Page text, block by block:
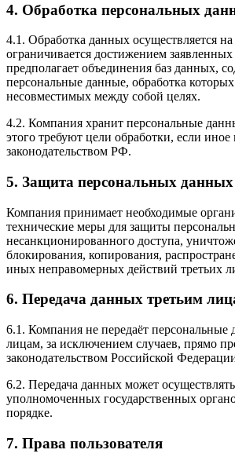
4. Обработка персональных
4.1. Обработка данных осуществляется
ограничивается достижением
предполагает объединения баз данных,
персональные данные, обработка которых
несовместимых между собой целях.
4.2. Компания хранит персональные
этого требуют цели обработки, если
законодательством РФ.
5. Защита персональных данных
Компания принимает необходимые
технические меры для защиты
несанкционированного доступа,
блокирования, копирования,
иных неправомерных действий третьих
6. Передача данных третьим
6.1. Компания не передаёт персональные
лицам, за исключением случаев, прямо
законодательством Российской
6.2. Передача данных может
уполномоченных государственных
порядке.
7. Права пользователя